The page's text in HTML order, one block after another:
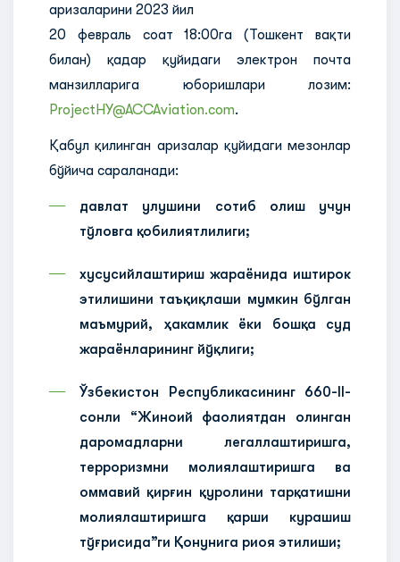
аризаларини 2023 йил
20 февраль соат 18:00га (Тошкент вақти
билан) қадар қуйидаги электрон почта
манзилларига юборишлари лозим:
ProjectHY@ACCAviation.com.
Қабул қилинган аризалар қуйидаги мезонлар
бўйича сараланади:
давлат улушини сотиб олиш учун
тўловга қобилиятлилиги;
хусусийлаштириш жараёнида иштирок
этилишини таъқиқлаши мумкин бўлган
маъмурий, ҳакамлик ёки бошқа суд
жараёнларининг йўқлиги;
Ўзбекистон Республикасининг 660-II-
сонли “Жиноий фаолиятдан олинган
даромадларни легаллаштиришга,
терроризмни молиялаштиришга ва
оммавий қирғин қуролини тарқатишни
молиялаштиришга қарши курашиш
тўғрисида”ги Қонунига риоя этилиши;